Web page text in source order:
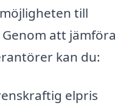
till
att jämföra
kan du:
elpris